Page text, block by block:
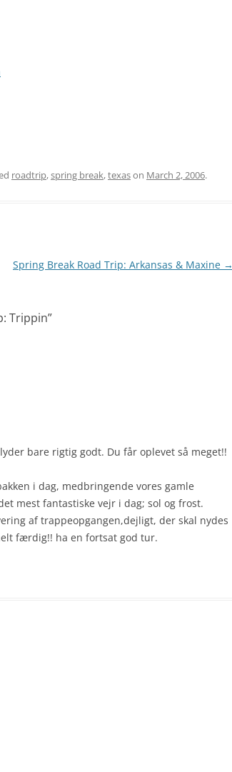
roadtrip,spring break,texason March 2, 2006.
Spring Break Road Trip: Arkansas & Maxine →
Trippin”
bare rigtig godt. Du får oplevet så meget!!
i dag, medbringende vores gamle
mest fantastiske vejr i dag; sol og frost.
af trappeopgangen,dejligt, der skal nydes
færdig!! ha en fortsat god tur.